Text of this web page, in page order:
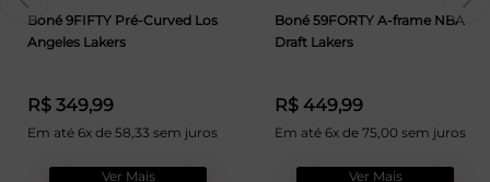
Boné 9FIFTY Pré-Curved Los
Angeles Lakers
R$ 349,99
Em até 6x de 58,33 sem juros
Ver Mais
Boné 59FORTY A-frame NBA
Draft Lakers
R$ 449,99
Em até 6x de 75,00 sem juros
Ver Mais